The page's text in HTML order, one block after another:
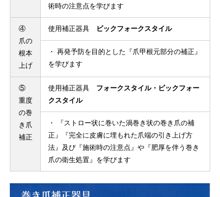
術時の注意点を学びます
④
爪の
根本
上げ
使用補正器具 ビックフォークスタイル
・ 再発予防を目的とした『爪甲根元部分の補正』
を学びます
⑤
重度
の巻
き爪
補正
使用補正器具 フォークスタイル・ビックフォー
クスタイル
・ 『ストロー状に巻いた渦巻き状の巻き爪の補
正』『完全に皮膚に埋もれた爪端の引き上げ方
法』及び『施術時の注意点』や『肥厚を伴う巻き
爪の衛生処置』を学びます